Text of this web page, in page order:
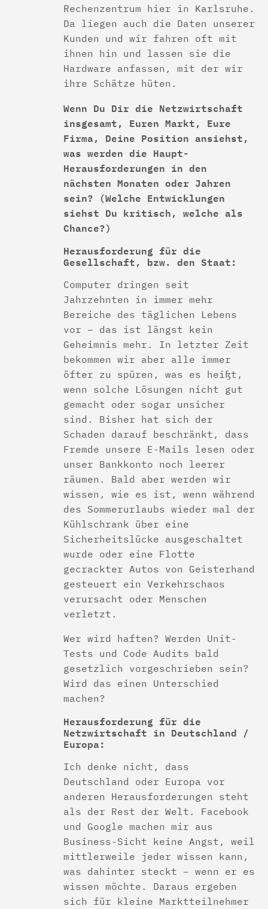
Rechenzentrum hier in Karlsruhe.
Da liegen auch die Daten unserer
Kunden und wir fahren oft mit
ihnen hin und lassen sie die
Hardware anfassen, mit der wir
ihre Schätze hüten.
Wenn Du Dir die Netzwirtschaft
insgesamt, Euren Markt, Eure
Firma, Deine Position ansiehst,
was werden die Haupt-
Herausforderungen in den
nächsten Monaten oder Jahren
sein? (Welche Entwicklungen
siehst Du kritisch, welche als
Chance?)
Herausforderung für die
Gesellschaft, bzw. den Staat:
Computer dringen seit
Jahrzehnten in immer mehr
Bereiche des täglichen Lebens
vor – das ist längst kein
Geheimnis mehr. In letzter Zeit
bekommen wir aber alle immer
öfter zu spüren, was es heißt,
wenn solche Lösungen nicht gut
gemacht oder sogar unsicher
sind. Bisher hat sich der
Schaden darauf beschränkt, dass
Fremde unsere E-Mails lesen oder
unser Bankkonto noch leerer
räumen. Bald aber werden wir
wissen, wie es ist, wenn während
des Sommerurlaubs wieder mal der
Kühlschrank über eine
Sicherheitslücke ausgeschaltet
wurde oder eine Flotte
gecrackter Autos von Geisterhand
gesteuert ein Verkehrschaos
verursacht oder Menschen
verletzt.
Wer wird haften? Werden Unit-
Tests und Code Audits bald
gesetzlich vorgeschrieben sein?
Wird das einen Unterschied
machen?
Herausforderung für die
Netzwirtschaft in Deutschland /
Europa:
Ich denke nicht, dass
Deutschland oder Europa vor
anderen Herausforderungen steht
als der Rest der Welt. Facebook
und Google machen mir aus
Business-Sicht keine Angst, weil
mittlerweile jeder wissen kann,
was dahinter steckt – wenn er es
wissen möchte. Daraus ergeben
sich für kleine Marktteilnehmer